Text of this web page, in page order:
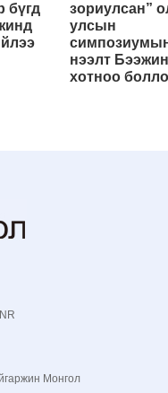
бүгд
зориулсан”
улсын
нээлт Бээжин
хотноо
Монгол